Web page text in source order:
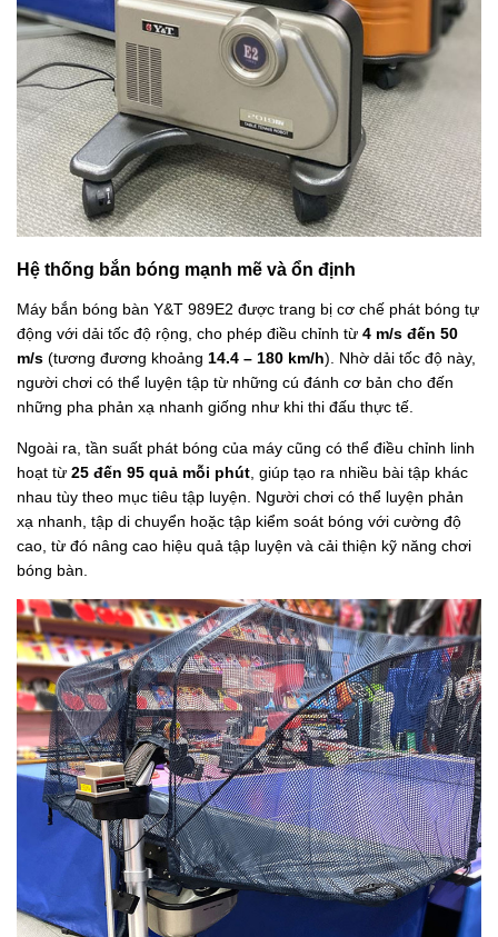
Hệ thống bắn bóng mạnh mẽ và ổn định
Máy bắn bóng bàn Y&T 989E2 được trang bị cơ chế phát bóng tự
động với dải tốc độ rộng, cho phép điều chỉnh từ 4 m/s đến 50
m/s (tương đương khoảng 14.4 – 180 km/h). Nhờ dải tốc độ này,
người chơi có thể luyện tập từ những cú đánh cơ bản cho đến
những pha phản xạ nhanh giống như khi thi đấu thực tế.
Ngoài ra, tần suất phát bóng của máy cũng có thể điều chỉnh linh
hoạt từ 25 đến 95 quả mỗi phút , giúp tạo ra nhiều bài tập khác
nhau tùy theo mục tiêu tập luyện. Người chơi có thể luyện phản
xạ nhanh, tập di chuyển hoặc tập kiểm soát bóng với cường độ
cao, từ đó nâng cao hiệu quả tập luyện và cải thiện kỹ năng chơi
bóng bàn.